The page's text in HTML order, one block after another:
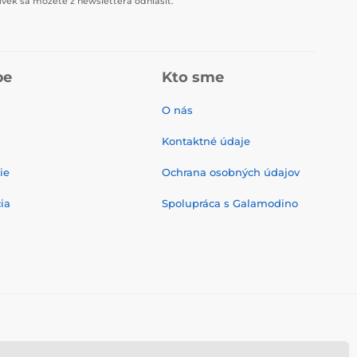
Kto sme
O nás
Kontaktné údaje
Ochrana osobných údajov
Spolupráca s Galamodino